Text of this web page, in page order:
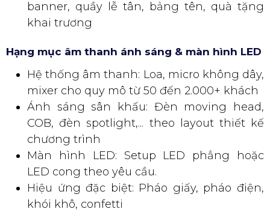
banner, quầy lễ tân, bảng tên, quà tặng
khai trương
Hạng mục âm thanh ánh sáng & màn hình LED
Hệ thống âm thanh: Loa, micro không dây,
mixer cho quy mô từ 50 đến 2.000+ khách
Ánh sáng sân khấu: Đèn moving head,
COB, đèn spotlight,... theo layout thiết kế
chương trình
Màn hình LED: Setup LED phẳng hoặc
LED cong theo yêu cầu.
Hiệu ứng đặc biệt: Pháo giấy, pháo điện,
khói khô, confetti